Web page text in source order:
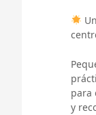
para
y